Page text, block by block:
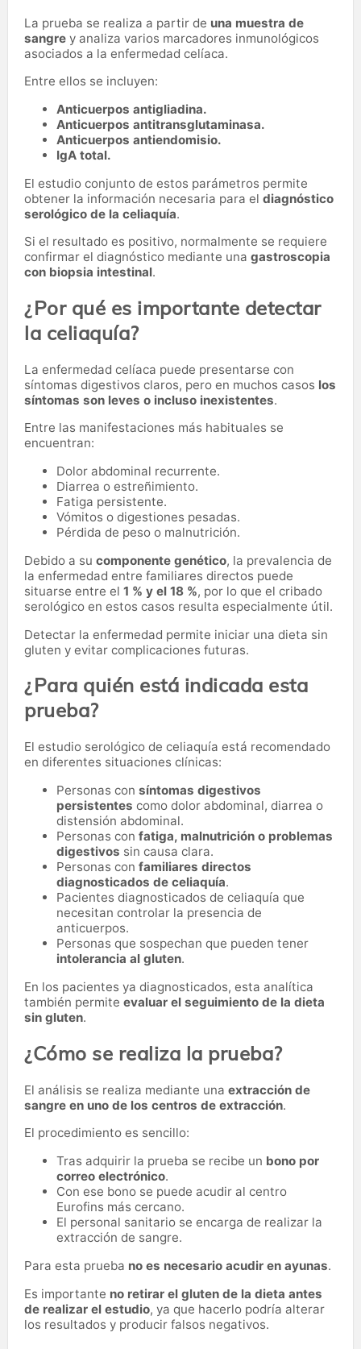
La prueba se realiza a partir de una muestra de
sangre y analiza varios marcadores inmunológicos
asociados a la enfermedad celíaca.
Entre ellos se incluyen:
Anticuerpos antigliadina.
Anticuerpos antitransglutaminasa.
Anticuerpos antiendomisio.
IgA total.
El estudio conjunto de estos parámetros permite
obtener la información necesaria para el diagnóstico
serológico de la celiaquía.
Si el resultado es positivo, normalmente se requiere
confirmar el diagnóstico mediante una gastroscopia
con biopsia intestinal.
¿Por qué es importante detectar
la celiaquía?
La enfermedad celíaca puede presentarse con
síntomas digestivos claros, pero en muchos casos los
síntomas son leves o incluso inexistentes.
Entre las manifestaciones más habituales se
encuentran:
Dolor abdominal recurrente.
Diarrea o estreñimiento.
Fatiga persistente.
Vómitos o digestiones pesadas.
Pérdida de peso o malnutrición.
Debido a su componente genético, la prevalencia de
la enfermedad entre familiares directos puede
situarse entre el 1 % y el 18 %, por lo que el cribado
serológico en estos casos resulta especialmente útil.
Detectar la enfermedad permite iniciar una dieta sin
gluten y evitar complicaciones futuras.
¿Para quién está indicada esta
prueba?
El estudio serológico de celiaquía está recomendado
en diferentes situaciones clínicas:
Personas con síntomas digestivos
persistentes como dolor abdominal, diarrea o
distensión abdominal.
Personas con fatiga, malnutrición o problemas
digestivos sin causa clara.
Personas con familiares directos
diagnosticados de celiaquía.
Pacientes diagnosticados de celiaquía que
necesitan controlar la presencia de
anticuerpos.
Personas que sospechan que pueden tener
intolerancia al gluten.
En los pacientes ya diagnosticados, esta analítica
también permite evaluar el seguimiento de la dieta
sin gluten.
¿Cómo se realiza la prueba?
El análisis se realiza mediante una extracción de
sangre en uno de los centros de extracción.
El procedimiento es sencillo:
Tras adquirir la prueba se recibe un bono por
correo electrónico.
Con ese bono se puede acudir al centro
Eurofins más cercano.
El personal sanitario se encarga de realizar la
extracción de sangre.
Para esta prueba no es necesario acudir en ayunas.
Es importante no retirar el gluten de la dieta antes
de realizar el estudio, ya que hacerlo podría alterar
los resultados y producir falsos negativos.